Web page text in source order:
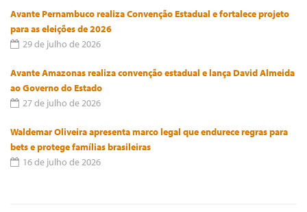
Avante Pernambuco realiza Convenção Estadual e fortalece projeto
para as eleições de 2026
29 de julho de 2026
Avante Amazonas realiza convenção estadual e lança David Almeida
ao Governo do Estado
27 de julho de 2026
Waldemar Oliveira apresenta marco legal que endurece regras para
bets e protege famílias brasileiras
16 de julho de 2026